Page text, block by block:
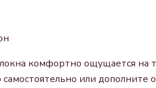
комфортно ощущается на
или